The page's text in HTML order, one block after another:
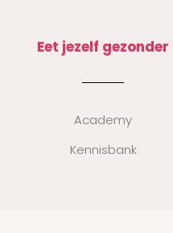
Eet jezelf gezonder
Academy
Kennisbank